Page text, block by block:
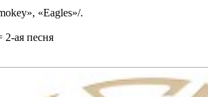
«Eagles»/.
2-ая песня